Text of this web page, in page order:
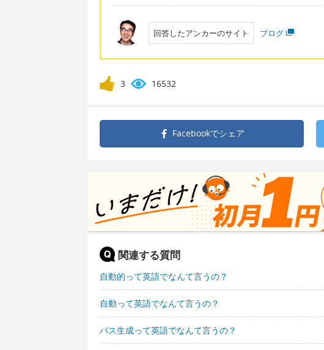
回答したアンカーのサイト ブログ
3 16532
Facebookでシェア
関連する質問
自動的って英語でなんて言うの？
自動って英語でなんて言うの？
パス生成って英語でなんて言うの？